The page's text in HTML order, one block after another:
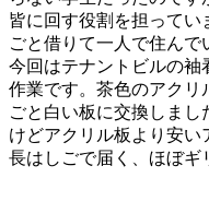
皆に回す役割を担って
ごと借りて一人で住んで
今回はテナントビルの袖
作業です。茶色のアクリ
ごと白い板に交換しま
けどアクリル板より安い
長はしごで届く、ほぼギ